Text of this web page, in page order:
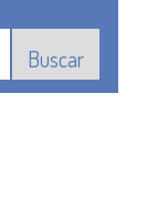
Buscar